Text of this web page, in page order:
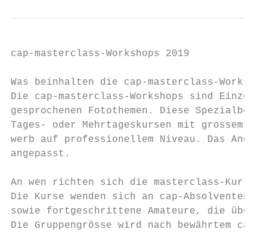
cap-masterclass-Workshops 2019
Was beinhalten die cap-masterclass-
Die cap-masterclass-Workshops sind
gesprochenen Fotothemen. Diese
Tages- oder Mehrtageskursen mit grossem
werb auf professionellem Niveau. Das
angepasst.
An wen richten sich die masterclass-Kurse?
Die Kurse wenden sich an cap-
sowie fortgeschrittene Amateure, die über
Die Gruppengrösse wird nach bewährtem